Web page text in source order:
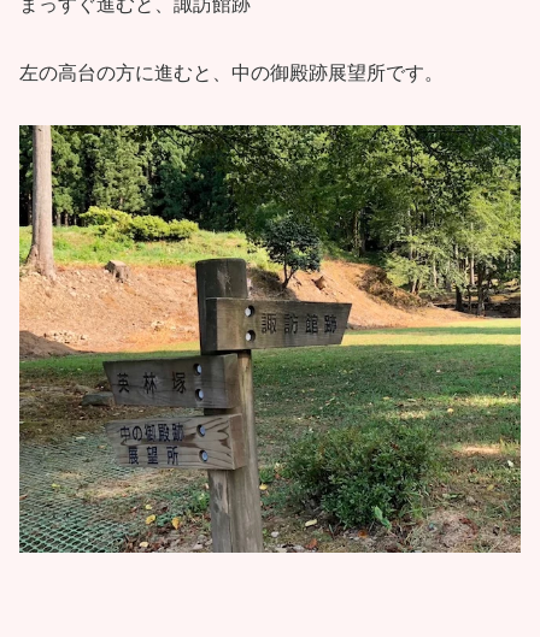
まっすぐ進むと、諏訪館跡
左の高台の方に進むと、中の御殿跡展望所です。